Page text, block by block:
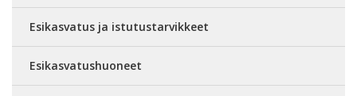
Esikasvatus ja istutustarvikkeet
Esikasvatushuoneet